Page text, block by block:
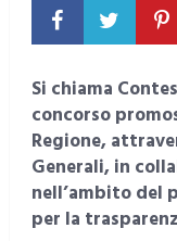
Si chiama
concorso
Regione,
Generali, in
nell’ambito del
per la